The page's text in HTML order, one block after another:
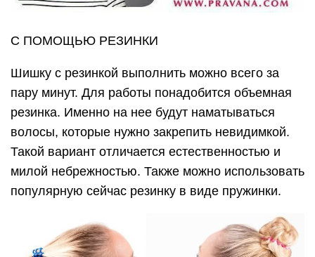
С ПОМОЩЬЮ РЕЗИНКИ
Шишку с резинкой выполнить можно всего за
пару минут. Для работы понадобится объемная
резинка. Именно на нее будут наматываться
волосы, которые нужно закрепить невидимкой.
Такой вариант отличается естественностью и
милой небрежностью. Также можно использовать
популярную сейчас резинку в виде пружинки.